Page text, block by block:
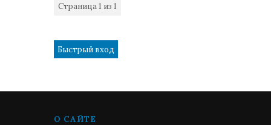
Страница1 из 1
О САЙТЕ